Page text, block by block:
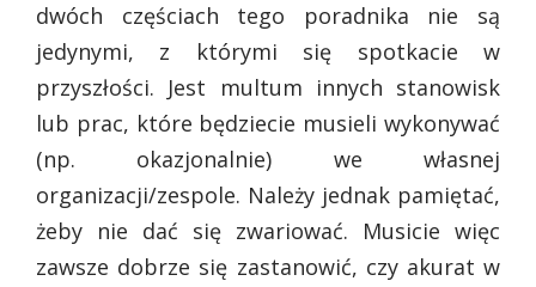
dwóch częściach tego poradnika nie są
jedynymi, z którymi się spotkacie w
przyszłości. Jest multum innych stanowisk
lub prac, które będziecie musieli wykonywać
(np. okazjonalnie) we własnej
organizacji/zespole. Należy jednak pamiętać,
żeby nie dać się zwariować. Musicie więc
zawsze dobrze się zastanowić, czy akurat w